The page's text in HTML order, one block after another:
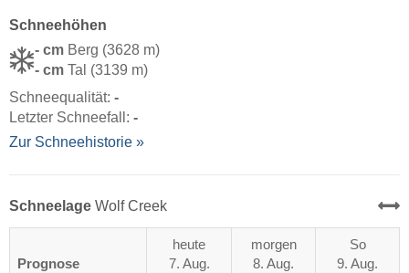
Schneehöhen
- cm Berg (3628 m)
- cm Tal (3139 m)
Schneequalität: -
Letzter Schneefall: -
Zur Schneehistorie »
Schneelage Wolf Creek
Prognose
heute
7. Aug.
morgen
8. Aug.
So
9. Aug.